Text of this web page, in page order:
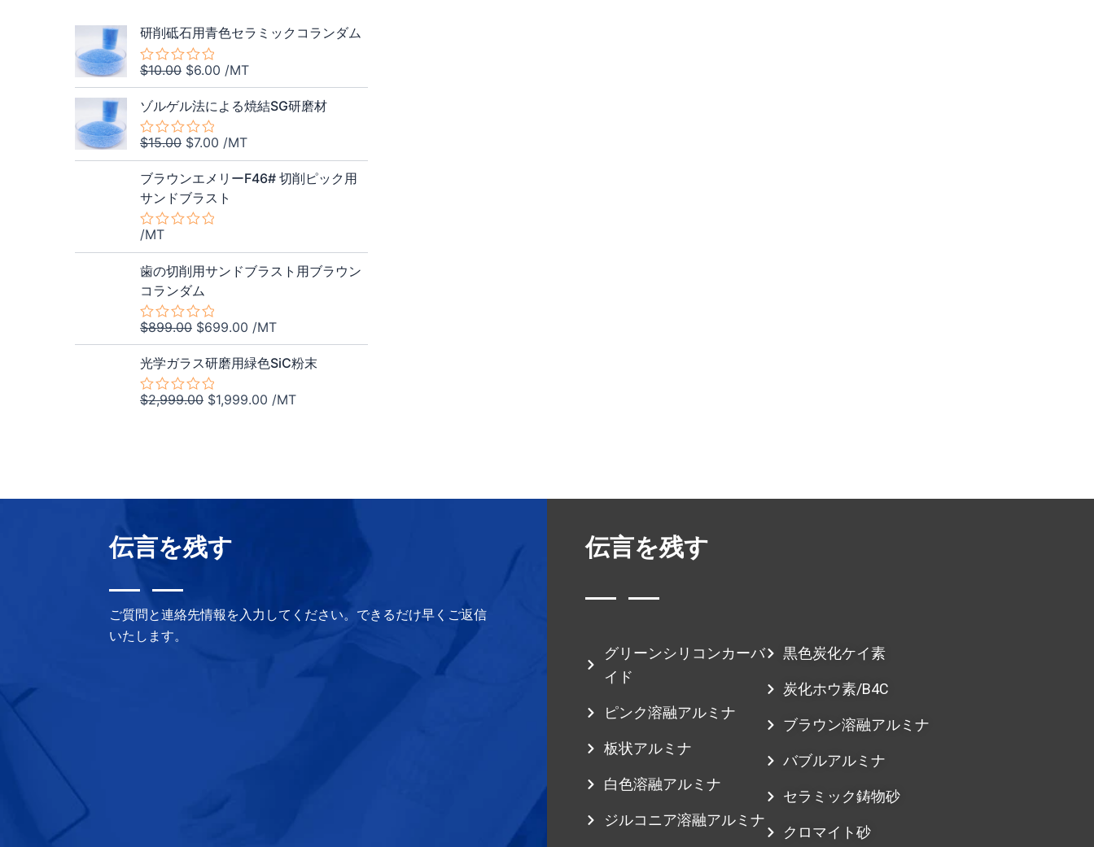
研削砥石用青色セラミックコランダム
5
段
階
中
0
の
評
価
$10.00
元
の
価
は
$10.00
で
し
た。
$6.00
現
在
の
格
$6.00
で
す。
/MT
ゾルゲル法による焼結SG研磨材
5
段
階
中
0
の
評
価
$15.00
元
の
価
は
$15.00
で
た。
$7.00
現
在
の
格
は
す。
/MT
ブラウンエメリーF46# 切削ピック用
サンドブラスト
5
段
階
中
0
の
評
価
/MT
歯の切削用サンドブラスト用ブラウン
コランダム
5
段
階
中
0
の
評
$899.00
元
の
価
格
は
$899.00
で
し
$699.00
現
在
価
格
は
で
/MT
光学ガラス研磨用緑色SiC粉末
5
$2,999.00
元
の
価
$1,999.00
現
在
の
/MT
伝言を残す
ご質問と連絡先情報を入力してください。できるだけ早くご返信
いたします。
伝言を残す
グリーンシリコンカーバ
イド
ピンク溶融アルミナ
板状アルミナ
白色溶融アルミナ
ジルコニア溶融アルミナ
黒色炭化ケイ素
炭化ホウ素/B4C
ブラウン溶融アルミナ
バブルアルミナ
セラミック鋳物砂
クロマイト砂